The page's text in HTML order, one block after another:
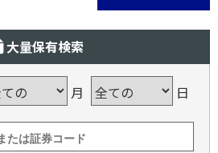
大量保有検索
月 日